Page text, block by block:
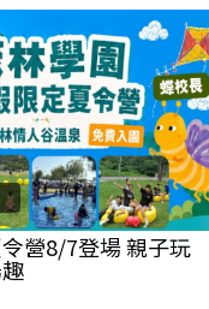
營8/7登場 親子玩